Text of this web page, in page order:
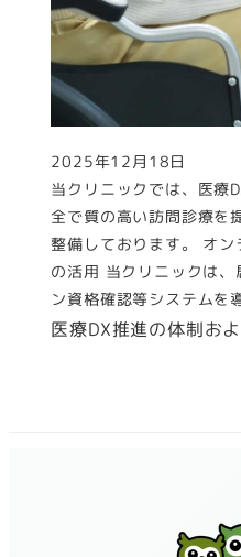
医療DX推進の体制お
当クリニックでは、医療
全で質の高い訪問診療を
整備しております。 オ
の活用 当クリニックは
ン資格確認等システム
投稿日
2025年12月18日